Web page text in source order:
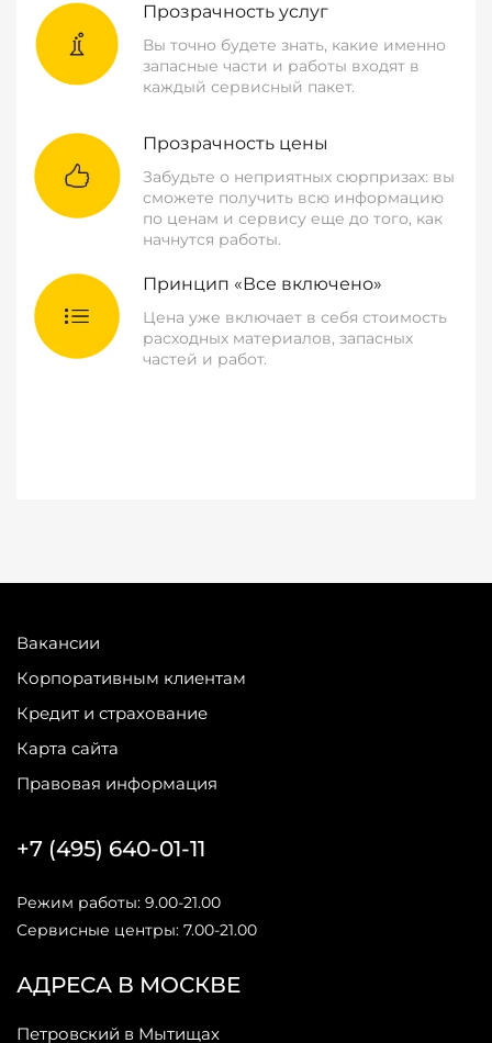
Прозрачность услуг
Вы точно будете знать, какие именно
запасные части и работы входят в
каждый сервисный пакет.
Прозрачность цены
Забудьте о неприятных сюрпризах: вы
сможете получить всю информацию
по ценам и сервису еще до того, как
начнутся работы.
Принцип «Все включено»
Цена уже включает в себя стоимость
расходных материалов, запасных
частей и работ.
Вакансии
Корпоративным клиентам
Кредит и страхование
Карта сайта
Правовая информация
АДРЕСА В МОСКВЕ
Петровский в Мытищах
+7 (495) 640-01-11
Режим работы: 9.00-21.00
Сервисные центры: 7.00-21.00